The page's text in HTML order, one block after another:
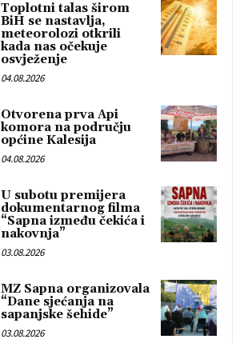
Toplotni talas širom
BiH se nastavlja,
meteorolozi otkrili
kada nas očekuje
osvježenje
04.08.2026
Otvorena prva Api
komora na području
općine Kalesija
04.08.2026
U subotu premijera
dokumentarnog filma
“Sapna između čekića i
nakovnja”
03.08.2026
MZ Sapna organizovala
“Dane sjećanja na
sapanjske šehide”
03.08.2026